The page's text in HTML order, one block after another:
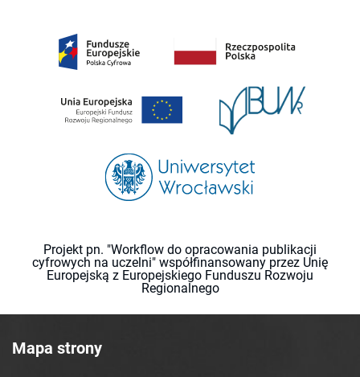
Projekt pn. "Workflow do opracowania publikacji
cyfrowych na uczelni" współfinansowany przez Unię
Europejską z Europejskiego Funduszu Rozwoju
Regionalnego
Mapa strony